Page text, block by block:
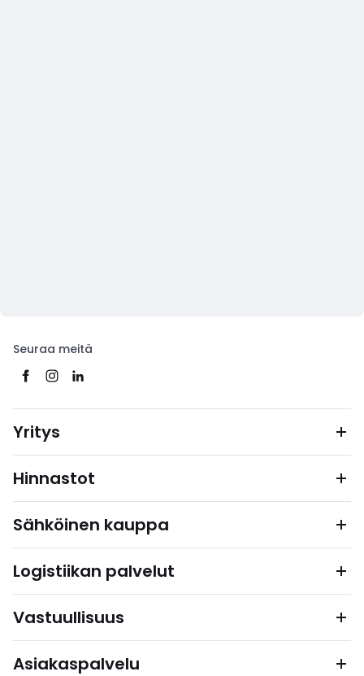
Seuraa meitä
Yritys
Hinnastot
Sähköinen kauppa
Logistiikan palvelut
Vastuullisuus
Asiakaspalvelu